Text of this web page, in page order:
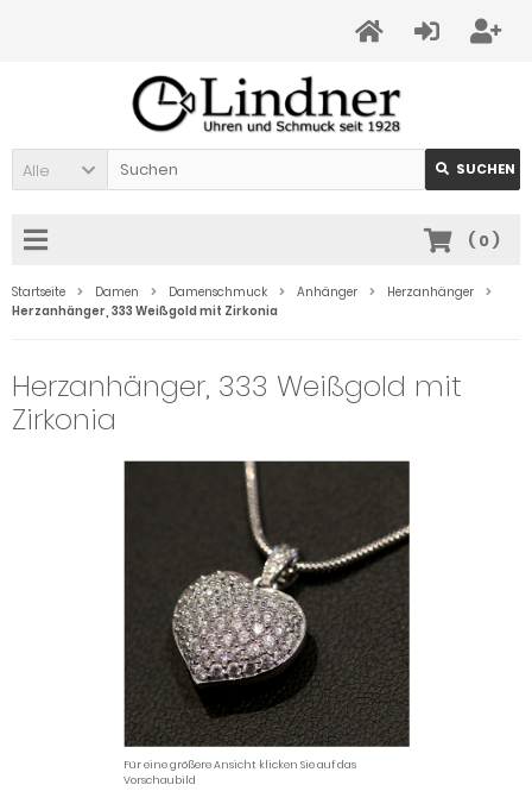
Alle SUCHEN
( 0)
Startseite Damen Damenschmuck Anhänger
Herzanhänger
Herzanhänger, 333 Weißgold mit Zirkonia
Herzanhänger, 333 Weißgold mit
Zirkonia
Für eine größere Ansicht klicken Sie auf das
Vorschaubild